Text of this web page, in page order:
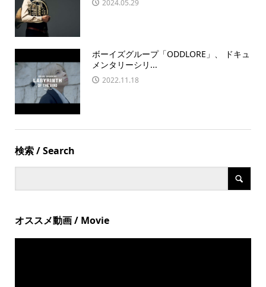
2024.05.29
ボーイズグループ「ODDLORE」、 ドキュ
メンタリーシリ...
2022.11.18
検索 / Search
オススメ動画 / Movie